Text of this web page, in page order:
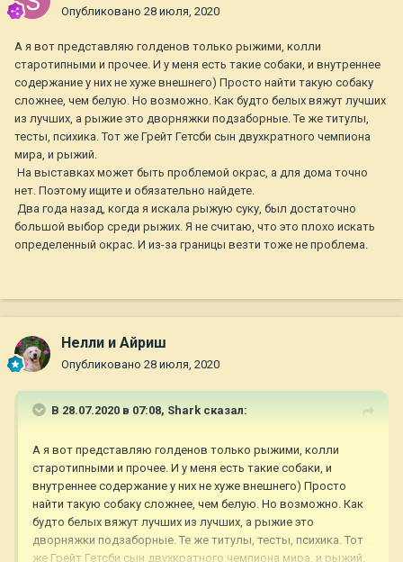
Опубликовано 28 июля, 2020
А я вот представляю голденов только рыжими, колли
старотипными и прочее. И у меня есть такие собаки, и внутреннее
содержание у них не хуже внешнего) Просто найти такую собаку
сложнее, чем белую. Но возможно. Как будто белых вяжут лучших
из лучших, а рыжие это дворняжки подзаборные. Те же титулы,
тесты, психика. Тот же Грейт Гетсби сын двухкратного чемпиона
мира, и рыжий.
На выставках может быть проблемой окрас, а для дома точно
нет. Поэтому ищите и обязательно найдете.
Два года назад, когда я искала рыжую суку, был достаточно
большой выбор среди рыжих. Я не считаю, что это плохо искать
определенный окрас. И из-за границы везти тоже не проблема.
Нелли и Айриш
Опубликовано 28 июля, 2020
В 28.07.2020 в 07:08, Shark сказал:
А я вот представляю голденов только рыжими, колли
старотипными и прочее. И у меня есть такие собаки, и
внутреннее содержание у них не хуже внешнего) Просто
найти такую собаку сложнее, чем белую. Но возможно. Как
будто белых вяжут лучших из лучших, а рыжие это
дворняжки подзаборные. Те же титулы, тесты, психика. Тот
же Грейт Гетсби сын двухкратного чемпиона мира, и рыжий.